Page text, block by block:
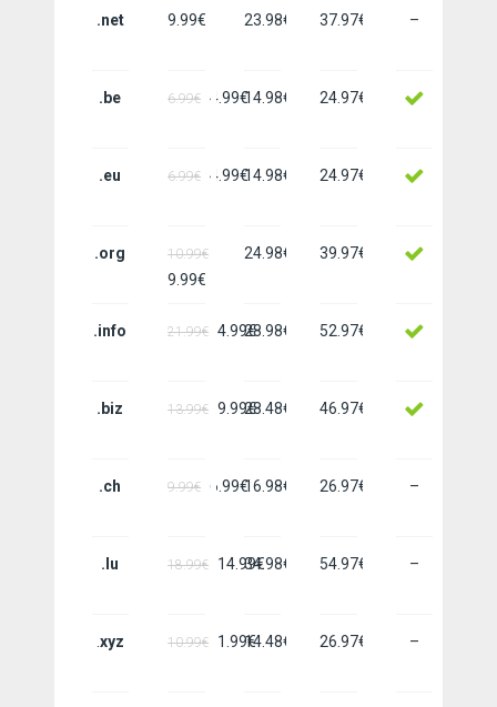
.net
.be
.eu
.org
.info
.biz
.ch
.lu
xyz
9.99€
6.99€ 4.99€
6.99€ 4.99€
10.99€
9.99€
21.99€ 4.99€
13.99€ 9.99€
9.99€ 6.99€
18.99€ 14.99€
10.99€ 1.99€
23.98€
14.98€
14.98€
24.98€
28.98€
28.48€
16.98€
34.98€
14.48€
37.97€
24.97€
24.97€
39.97€
52.97€
46.97€
26.97€
54.97€
26.97€
–
–
–
–